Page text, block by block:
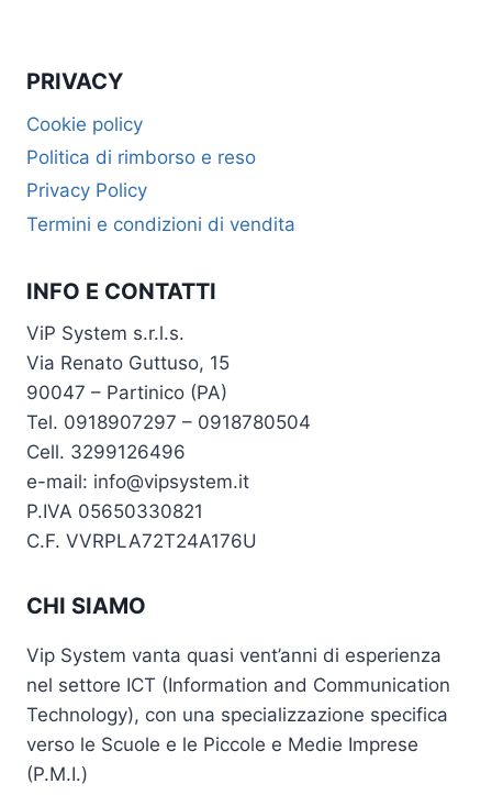
PRIVACY
Cookie policy
Politica di rimborso e reso
Privacy Policy
Termini e condizioni di vendita
INFO E CONTATTI
ViP System s.r.l.s.
Via Renato Guttuso, 15
90047 – Partinico (PA)
Tel. 0918907297 – 0918780504
Cell. 3299126496
e-mail: info@vipsystem.it
P.IVA 05650330821
C.F. VVRPLA72T24A176U
CHI SIAMO
Vip System vanta quasi vent’anni di esperienza
nel settore ICT (Information and Communication
Technology), con una specializzazione specifica
verso le Scuole e le Piccole e Medie Imprese
(P.M.I.)